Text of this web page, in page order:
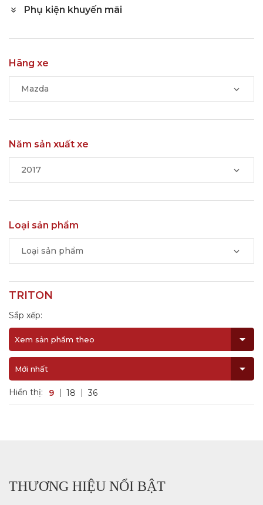
Phụ kiện khuyến mãi
Hãng xe
Mazda
Năm sản xuất xe
2017
Loại sản phẩm
Loại sản phẩm
TRITON
Sắp xếp:
Xem sản phẩm theo
Mới nhất
Hiển thị: 9 18 36
THƯƠNG HIỆU NỔI BẬT